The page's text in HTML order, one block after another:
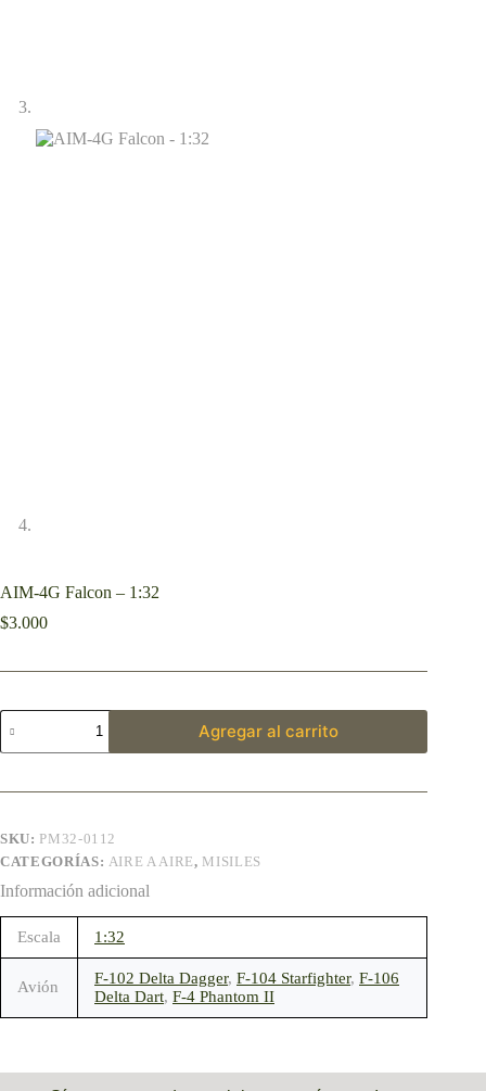
AIM-4G Falcon – 1:32
$3.000
Agregar al carrito
SKU: PM32-0112
CATEGORÍAS: AIRE A AIRE, MISILES
Información adicional
Escala 1:32
Avión F-102 Delta Dagger, F-104 Starfighter, F-106
Delta Dart, F-4 Phantom II